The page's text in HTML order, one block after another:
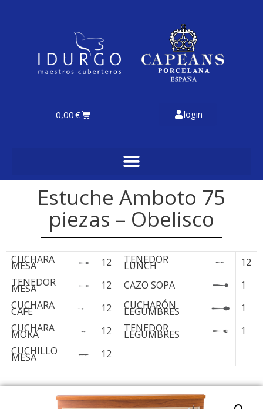
0,00€ login
Estuche Amboto 75
piezas – Obelisco
CUCHARA
MESA 12 TENEDOR
LUNCH
12
TENEDOR
MESA 12 CAZO SOPA
1
CUCHARA
CAFÉ 12 CUCHARÓN
LEGUMBRES
1
CUCHARA
MOKA 12 TENEDOR
LEGUMBRES
1
CUCHILLO
MESA 12